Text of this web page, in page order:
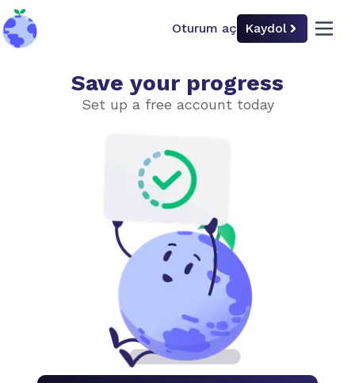
back to home Oturum aç Kaydol open
İklim Neden Önemlidir?
Zorluk düzeyini seç
İleri düzey
Nesil Tükenmesi
Save your progress
Set up a free account today